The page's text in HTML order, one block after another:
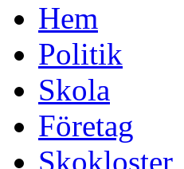
Hem
Politik
Skola
Företag
Skokloster